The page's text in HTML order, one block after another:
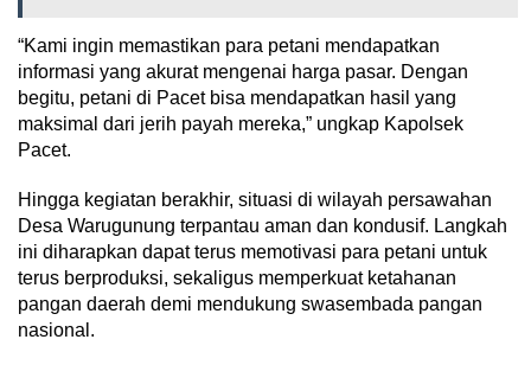
“Kami ingin memastikan para petani mendapatkan
informasi yang akurat mengenai harga pasar. Dengan
begitu, petani di Pacet bisa mendapatkan hasil yang
maksimal dari jerih payah mereka,” ungkap Kapolsek
Pacet.
Hingga kegiatan berakhir, situasi di wilayah persawahan
Desa Warugunung terpantau aman dan kondusif. Langkah
ini diharapkan dapat terus memotivasi para petani untuk
terus berproduksi, sekaligus memperkuat ketahanan
pangan daerah demi mendukung swasembada pangan
nasional.